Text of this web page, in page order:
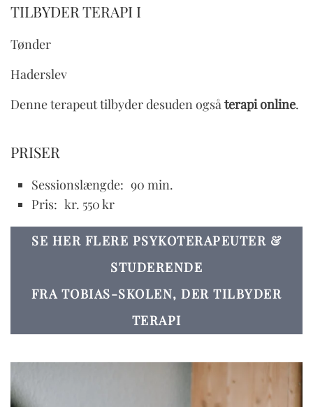
TILBYDER TERAPI I
Tønder
Haderslev
Denne terapeut tilbyder desuden også terapi online.
PRISER
Sessionslængde: 90 min.
Pris: kr. 550 kr
SE HER FLERE PSYKOTERAPEUTER &
STUDERENDE
FRA TOBIAS-SKOLEN, DER TILBYDER
TERAPI